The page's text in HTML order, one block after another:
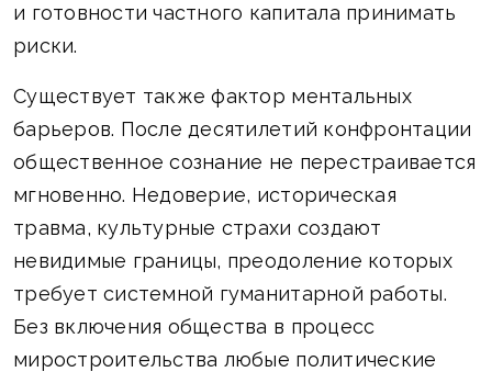
и готовности частного капитала принимать
риски.
Существует также фактор ментальных
барьеров. После десятилетий конфронтации
общественное сознание не перестраивается
мгновенно. Недоверие, историческая
травма, культурные страхи создают
невидимые границы, преодоление которых
требует системной гуманитарной работы.
Без включения общества в процесс
миростроительства любые политические